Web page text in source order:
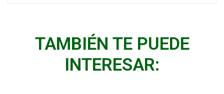
TAMBIÉN TE PUEDE
INTERESAR: